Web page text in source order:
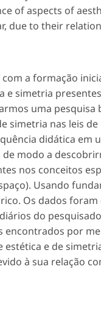
of aspects of
due to their
a formação
e simetria
uma
simetria nas leis
didática em
modo a
nos conceitos
Usando
Os dados
do
encontrados por
estética e de
à sua relação